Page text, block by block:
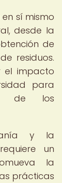
sí mismo
desde la
de
residuos.
el impacto
para
de los
y la
un
la
prácticas